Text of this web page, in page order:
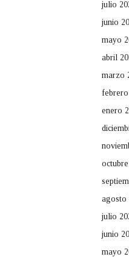
julio
junio
mayo
abril
marzo
febrero
enero
agosto
julio
junio
mayo